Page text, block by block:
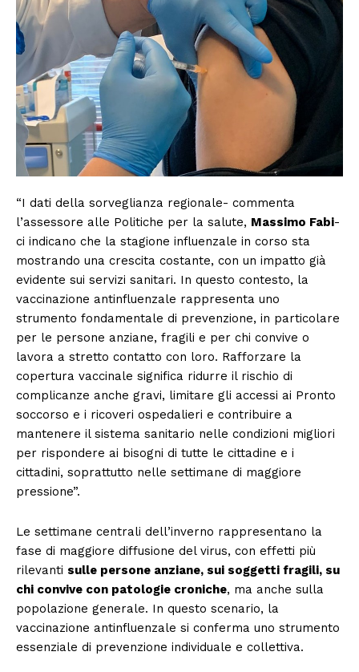
“I dati della sorveglianza regionale- commenta
l’assessore alle Politiche per la salute, Massimo Fabi-
ci indicano che la stagione influenzale in corso sta
mostrando una crescita costante, con un impatto già
evidente sui servizi sanitari. In questo contesto, la
vaccinazione antinfluenzale rappresenta uno
strumento fondamentale di prevenzione, in particolare
per le persone anziane, fragili e per chi convive o
lavora a stretto contatto con loro. Rafforzare la
copertura vaccinale significa ridurre il rischio di
complicanze anche gravi, limitare gli accessi ai Pronto
soccorso e i ricoveri ospedalieri e contribuire a
mantenere il sistema sanitario nelle condizioni migliori
per rispondere ai bisogni di tutte le cittadine e i
cittadini, soprattutto nelle settimane di maggiore
pressione”.
Le settimane centrali dell’inverno rappresentano la
fase di maggiore diffusione del virus, con effetti più
rilevanti sulle persone anziane, sui soggetti fragili, su
chi convive con patologie croniche, ma anche sulla
popolazione generale. In questo scenario, la
vaccinazione antinfluenzale si conferma uno strumento
essenziale di prevenzione individuale e collettiva.